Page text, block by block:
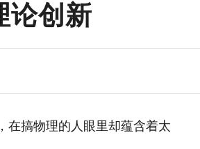
论创新
在搞物理的人眼里却蕴含着太